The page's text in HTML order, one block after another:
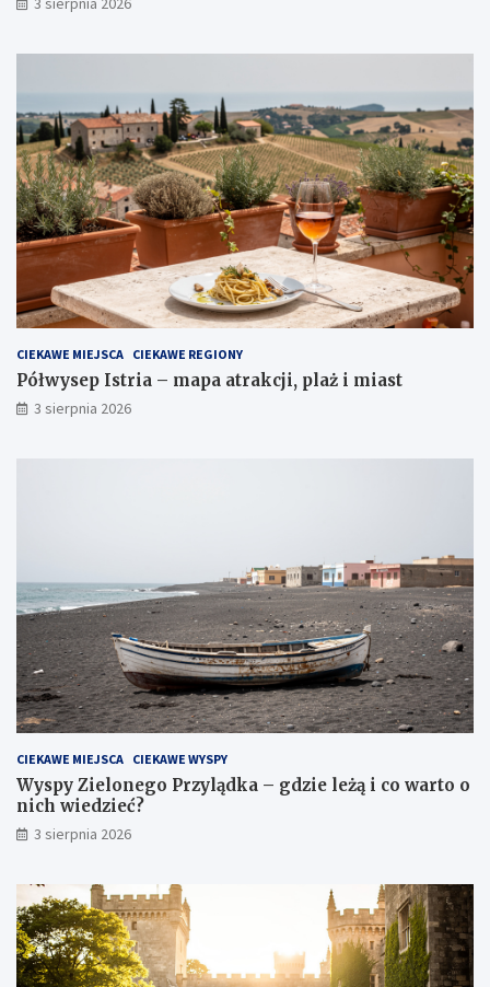
CIEKAWE MIEJSCA CIEKAWE REGIONY
Półwysep Istria – mapa atrakcji, plaż i miast
3 sierpnia 2026
CIEKAWE MIEJSCA CIEKAWE WYSPY
Wyspy Zielonego Przylądka – gdzie leżą i co warto o
nich wiedzieć?
3 sierpnia 2026